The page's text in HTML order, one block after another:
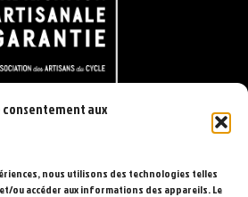
consentement aux
nous utilisons des technologies telles
ou accéder aux informations des appareils. Le